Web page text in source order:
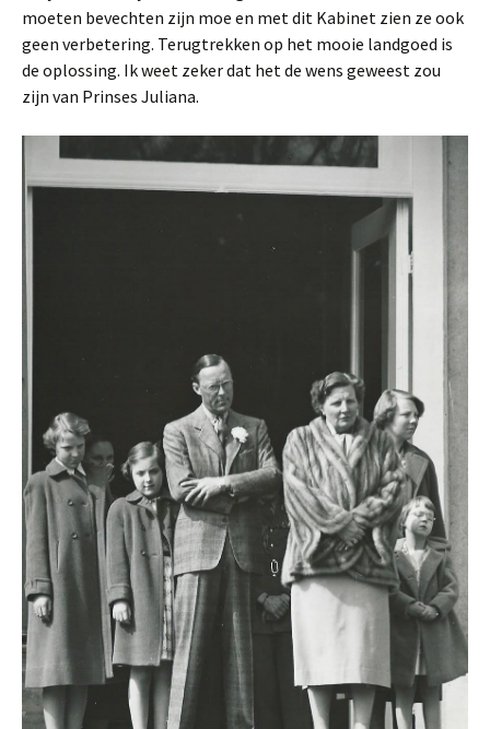
moeten bevechten zijn moe en met dit Kabinet zien ze ook
geen verbetering. Terugtrekken op het mooie landgoed is
de oplossing. Ik weet zeker dat het de wens geweest zou
zijn van Prinses Juliana.